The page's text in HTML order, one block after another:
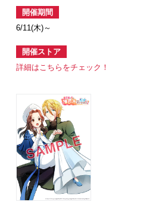
開催期間
6/11(木)～
開催ストア
詳細はこちらをチェック！